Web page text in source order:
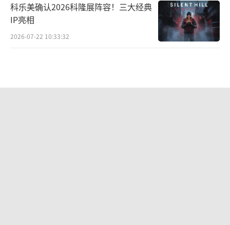
科乐美确认2026科隆展阵容！三大经典
IP亮相
2026-07-22 10:33:32